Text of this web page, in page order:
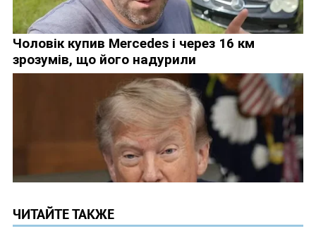
ЧИТАЙТЕ ТАКЖЕ